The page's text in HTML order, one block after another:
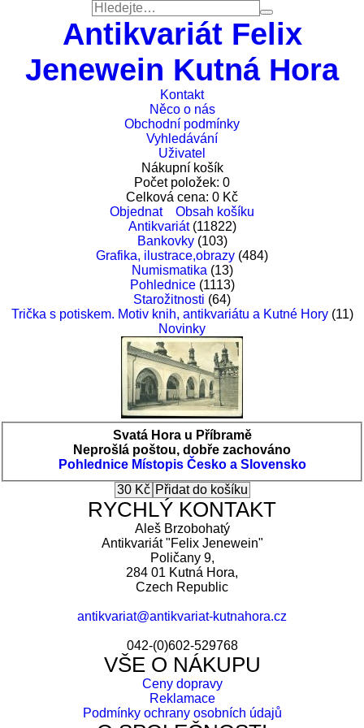
Antikvariát Felix
Jenewein Kutná Hora
Kontakt
Něco o nás
Obchodní podmínky
Vyhledávání
Uživatel
Nákupní košík
Počet položek: 0
Celková cena: 0 Kč
Objednat
Obsah košíku
Antikvariát(11822)
Bankovky(103)
Grafika, ilustrace,obrazy (484)
Numismatika (13)
Pohlednice(1113)
Starožitnosti (64)
Trička s potiskem. Motiv knih, antikvariátu a Kutné Hory(11)
Novinky
Svatá Hora u Příbramě
Neprošlá poštou, dobře zachováno
Pohlednice Místopis Česko a Slovensko
RYCHLÝ KONTAKT
Aleš Brzobohatý
Antikvariát "Felix Jenewein"
Poličany 9,
284 01 Kutná Hora,
Czech Republic
antikvariat@antikvariat-kutnahora.cz
042-(0)602-529768
VŠE O NÁKUPU
Ceny dopravy
Reklamace
Podmínky ochrany osobních údajů